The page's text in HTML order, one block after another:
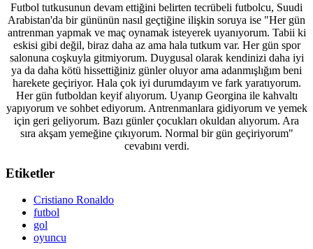
Futbol tutkusunun devam ettiğini belirten tecrübeli futbolcu, Suudi
Arabistan'da bir gününün nasıl geçtiğine ilişkin soruya ise "Her gün
antrenman yapmak ve maç oynamak isteyerek uyanıyorum. Tabii ki
eskisi gibi değil, biraz daha az ama hala tutkum var. Her gün spor
salonuna coşkuyla gitmiyorum. Duygusal olarak kendinizi daha iyi
ya da daha kötü hissettiğiniz günler oluyor ama adanmışlığım beni
harekete geçiriyor. Hala çok iyi durumdayım ve fark yaratıyorum.
Her gün futboldan keyif alıyorum. Uyanıp Georgina ile kahvaltı
yapıyorum ve sohbet ediyorum. Antrenmanlara gidiyorum ve yemek
için geri geliyorum. Bazı günler çocukları okuldan alıyorum. Ara
sıra akşam yemeğine çıkıyorum. Normal bir gün geçiriyorum"
cevabını verdi.
Etiketler
Cristiano Ronaldo
futbol
gol
oyuncu